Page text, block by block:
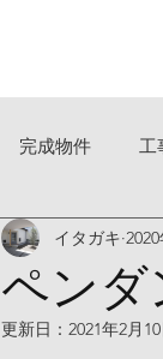
完成物件 工
ペンダ
イタガキ
更新日： 2021年2月